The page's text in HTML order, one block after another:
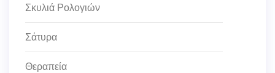
Σκυλιά Ρολογιών
Σάτυρα
Θεραπεία